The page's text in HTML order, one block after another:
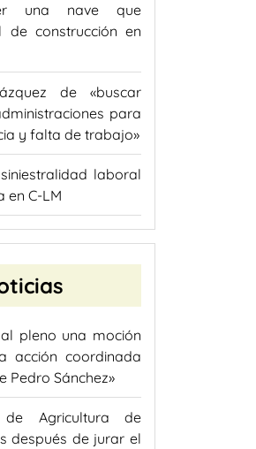
una nave que
de construcción en
de «buscar
para
y falta de trabajo»
laboral
en C-LM
pleno una moción
acción coordinada
Pedro Sánchez»
Agricultura de
después de jurar el